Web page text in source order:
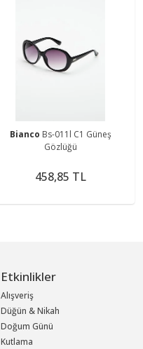
Bianco Bs-011l C1 Güneş
Gözlüğü
458,85 TL
Etkinlikler
Alışveriş
Düğün & Nikah
Doğum Günü
Kutlama